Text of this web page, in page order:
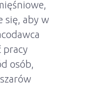
się, aby w
pracy
osób,